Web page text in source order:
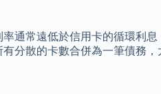
通常遠低於信用卡的循環利
分散的卡數合併為一筆債務